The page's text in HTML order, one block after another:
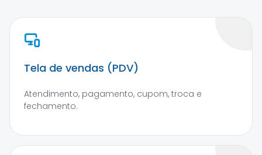
Tela de vendas (PDV)
Atendimento, pagamento, cupom, troca e
fechamento.